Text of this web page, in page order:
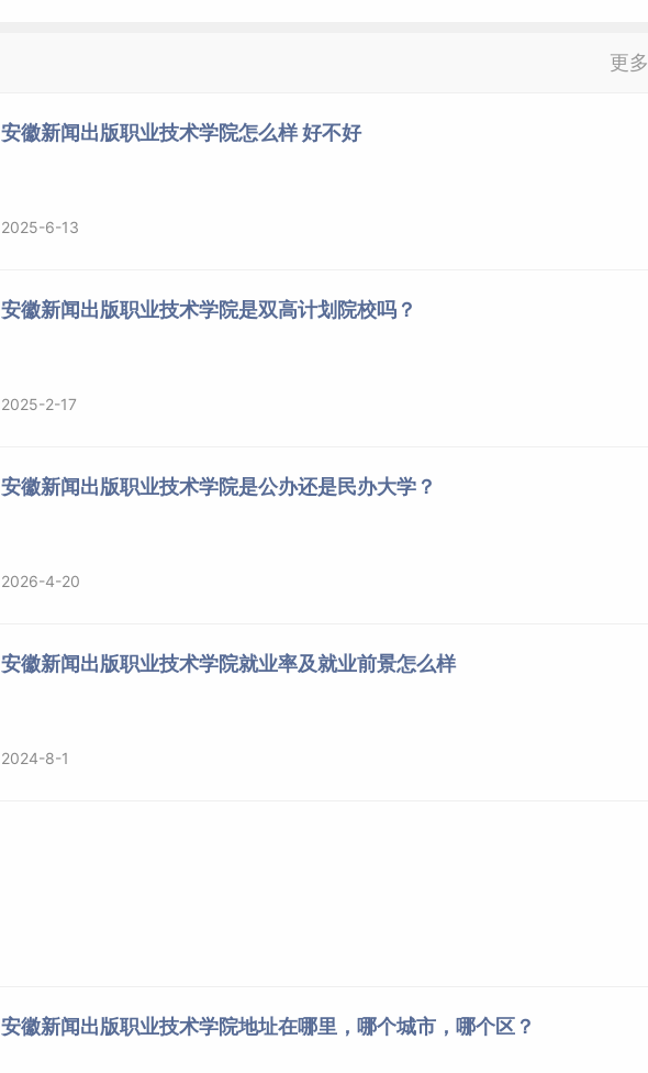
更多
安徽新闻出版职业技术学院怎么样 好不好
2025-6-13
安徽新闻出版职业技术学院是双高计划院校吗？
2025-2-17
安徽新闻出版职业技术学院是公办还是民办大学？
2026-4-20
安徽新闻出版职业技术学院就业率及就业前景怎么样
2024-8-1
安徽新闻出版职业技术学院地址在哪里，哪个城市，哪个区？